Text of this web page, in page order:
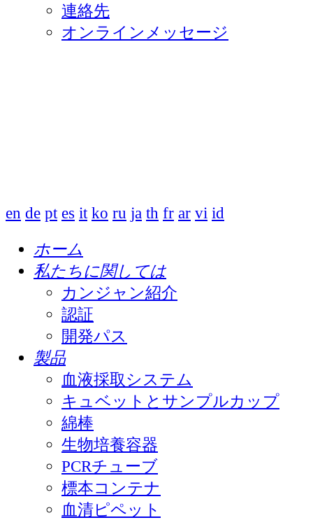
連絡先
オンラインメッセージ
en de pt es it ko ru ja th fr ar vi id
ホーム
私たちに関しては
カンジャン紹介
認証
開発パス
製品
血液採取システム
キュベットとサンプルカップ
綿棒
生物培養容器
PCRチューブ
標本コンテナ
血清ピペット